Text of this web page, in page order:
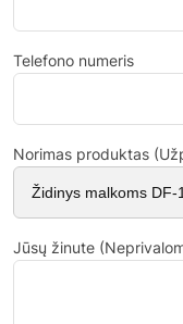
Telefono numeris
Norimas produktas
Jūsų žinute